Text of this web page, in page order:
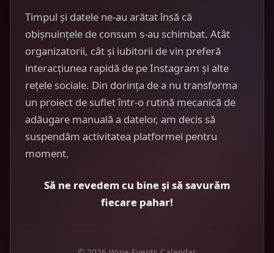
Timpul și datele ne-au arătat însă că
obișnuințele de consum s-au schimbat. Atât
organizatorii, cât și iubitorii de vin preferă
interacțiunea rapidă de pe Instagram și alte
rețele sociale. Din dorința de a nu transforma
un proiect de suflet într-o rutină mecanică de
adăugare manuală a datelor, am decis să
suspendăm activitatea platformei pentru
moment.
Să ne revedem cu bine și să savurăm
fiecare pahar!